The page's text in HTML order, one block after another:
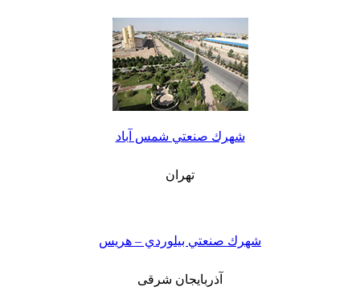
شهرك صنعتي شمس آباد
تهران
شهرك صنعتي بيلوردي – هريس
آذربایجان شرقی